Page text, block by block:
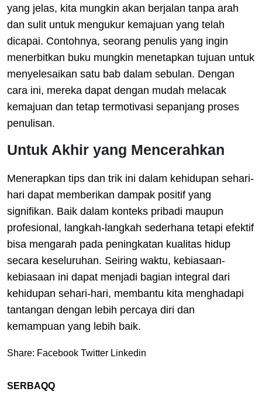
yang jelas, kita mungkin akan berjalan tanpa arah
dan sulit untuk mengukur kemajuan yang telah
dicapai. Contohnya, seorang penulis yang ingin
menerbitkan buku mungkin menetapkan tujuan untuk
menyelesaikan satu bab dalam sebulan. Dengan
cara ini, mereka dapat dengan mudah melacak
kemajuan dan tetap termotivasi sepanjang proses
penulisan.
Untuk Akhir yang Mencerahkan
Menerapkan tips dan trik ini dalam kehidupan sehari-
hari dapat memberikan dampak positif yang
signifikan. Baik dalam konteks pribadi maupun
profesional, langkah-langkah sederhana tetapi efektif
bisa mengarah pada peningkatan kualitas hidup
secara keseluruhan. Seiring waktu, kebiasaan-
kebiasaan ini dapat menjadi bagian integral dari
kehidupan sehari-hari, membantu kita menghadapi
tantangan dengan lebih percaya diri dan
kemampuan yang lebih baik.
Share: Facebook Twitter Linkedin
SERBAQQ